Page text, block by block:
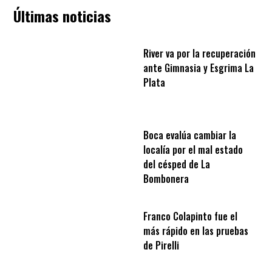
Últimas noticias
River va por la recuperación
ante Gimnasia y Esgrima La
Plata
Boca evalúa cambiar la
localía por el mal estado
del césped de La
Bombonera
Franco Colapinto fue el
más rápido en las pruebas
de Pirelli